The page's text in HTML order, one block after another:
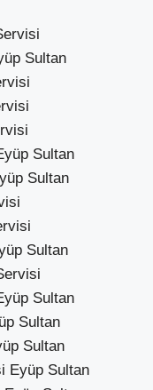
Sultan
Sultan
Sultan
Sultan
Sultan
Sultan
Sultan
Eyüp Sultan